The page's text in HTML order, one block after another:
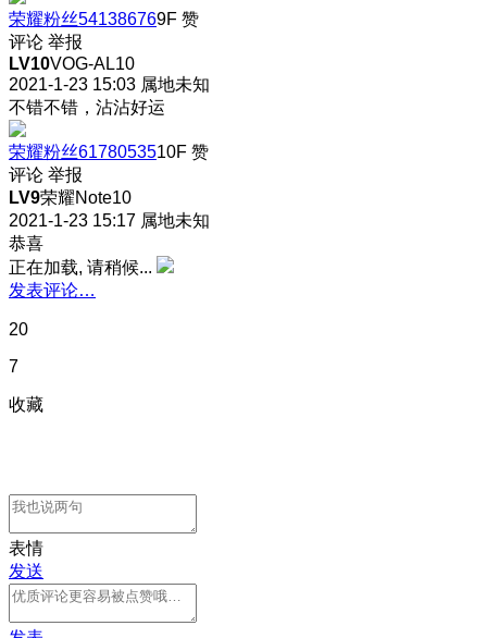
荣耀粉丝541386769F 赞
评论 举报
LV10VOG-AL10
2021-1-23 15:03 属地未知
不错不错，沾沾好运
荣耀粉丝6178053510F 赞
评论 举报
LV9荣耀Note10
2021-1-23 15:17 属地未知
恭喜
正在加载, 请稍候...
发表评论…
20
7
收藏
表情
发送